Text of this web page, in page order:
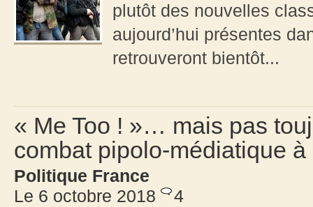
plutôt des nouvelles
aujourd’hui présentes
retrouveront bientôt...
« Me Too ! »… mais pas
combat pipolo-médiatique
Politique France
Le 6 octobre 2018
4